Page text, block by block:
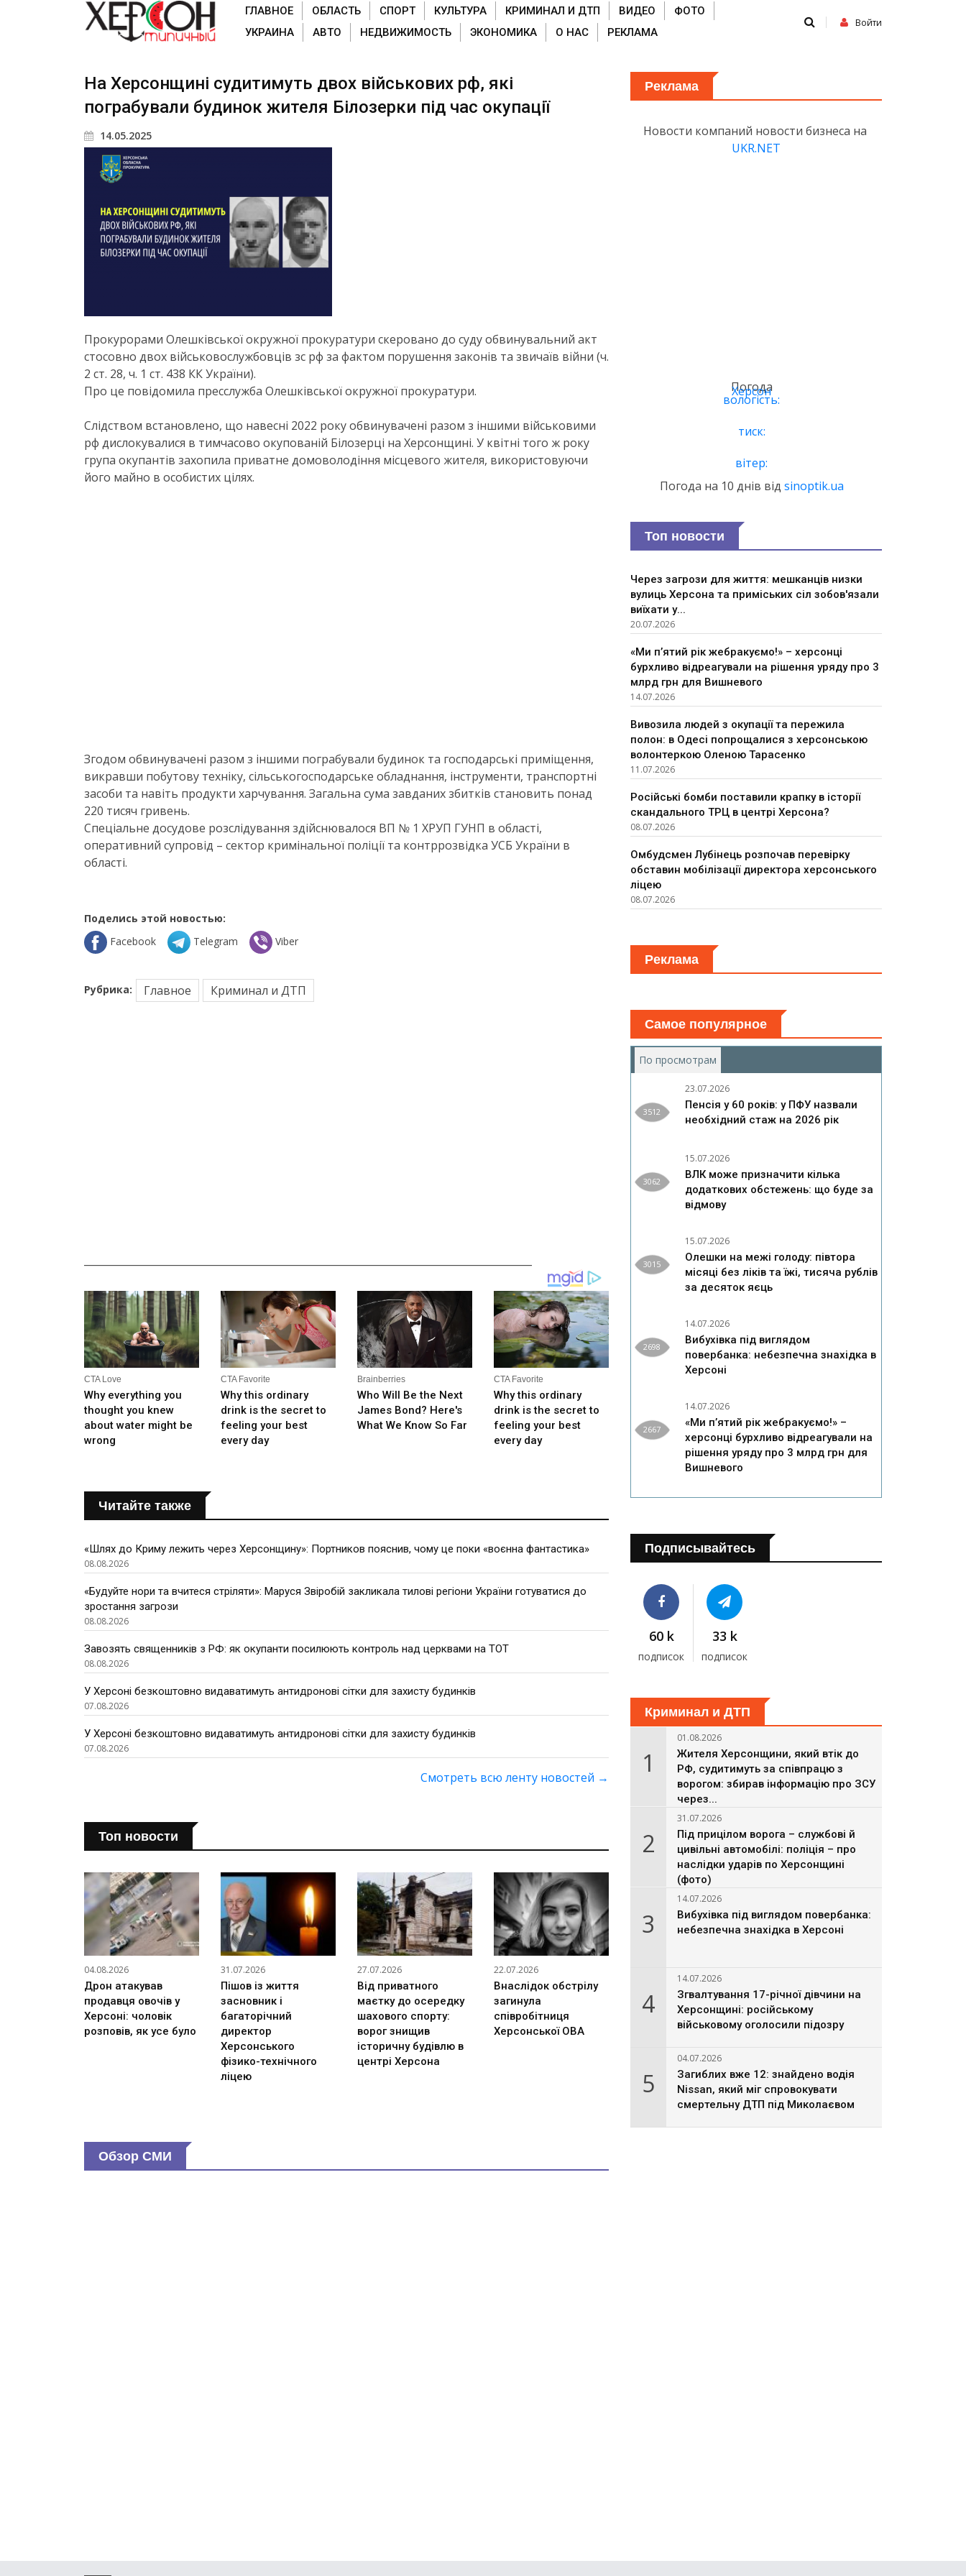
ГЛАВНОЕ ОБЛАСТЬ СПОРТ КУЛЬТУРА КРИМИНАЛ И ДТП ВИДЕО
ФОТО
УКРАИНА
АВТО НЕДВИЖИМОСТЬ ЭКОНОМИКА О НАС РЕКЛАМА
Войти
На Херсонщині судитимуть двох військових рф, які
пограбували будинок жителя Білозерки під час окупації
14.05.2025
Прокурорами Олешківської окружної прокуратури скеровано до суду обвинувальний акт
стосовно двох військовослужбовців зс рф за фактом порушення законів та звичаїв війни (ч.
2 ст. 28, ч. 1 ст. 438 КК України).
Про це повідомила пресслужба Олешківської окружної прокуратури.
Слідством встановлено, що навесні 2022 року обвинувачені разом з іншими військовими
рф дислокувалися в тимчасово окупованій Білозерці на Херсонщині. У квітні того ж року
група окупантів захопила приватне домоволодіння місцевого жителя, використовуючи
його майно в особистих цілях.
Згодом обвинувачені разом з іншими пограбували будинок та господарські приміщення,
викравши побутову техніку, сільськогосподарське обладнання, інструменти, транспортні
засоби та навіть продукти харчування. Загальна сума завданих збитків становить понад
220 тисяч гривень.
Спеціальне досудове розслідування здійснювалося ВП № 1 ХРУП ГУНП в області,
оперативний супровід – сектор кримінальної поліції та контррозвідка УСБ України в
області.
Поделись этой новостью:
Facebook
Telegram Viber
Рубрика: Главное Криминал и ДТП
Читайте также
«Шлях до Криму лежить через Херсонщину»: Портников пояснив, чому це поки «воєнна фантастика»
08.08.2026
«Будуйте нори та вчитеся стріляти»: Маруся Звіробій закликала тилові регіони України готуватися до
зростання загрози
08.08.2026
Завозять священників з РФ: як окупанти посилюють контроль над церквами на ТОТ
08.08.2026
У Херсоні безкоштовно видаватимуть антидронові сітки для захисту будинків
07.08.2026
У Херсоні безкоштовно видаватимуть антидронові сітки для захисту будинків
07.08.2026
Смотреть всю ленту новостей →
Топ новости
04.08.2026
Дрон атакував
продавця овочів у
Херсоні: чоловік
розповів, як усе було
31.07.2026
Пішов із життя
засновник і
багаторічний
директор
Херсонського
фізико-технічного
ліцею
27.07.2026
Від приватного
маєтку до осередку
шахового спорту:
ворог знищив
історичну будівлю в
центрі Херсона
22.07.2026
Внаслідок обстрілу
загинула
співробітниця
Херсонської ОВА
Обзор СМИ
Реклама
Новости компаний новости бизнеса на
UKR.NET
Погода
Херсон
вологість:
тиск:
вітер:
Погода на 10 днів від sinoptik.ua
Топ новости
Через загрози для життя: мешканців низки
вулиць Херсона та приміських сіл зобов'язали
виїхати у...
20.07.2026
«Ми п’ятий рік жебракуємо!» – херсонці
бурхливо відреагували на рішення уряду про 3
млрд грн для Вишневого
14.07.2026
Вивозила людей з окупації та пережила
полон: в Одесі попрощалися з херсонською
волонтеркою Оленою Тарасенко
11.07.2026
Російські бомби поставили крапку в історії
скандального ТРЦ в центрі Херсона?
08.07.2026
Омбудсмен Лубінець розпочав перевірку
обставин мобілізації директора херсонського
ліцею
08.07.2026
Реклама
Самое популярное
По просмотрам
3512
23.07.2026
Пенсія у 60 років: у ПФУ назвали
необхідний стаж на 2026 рік
3062
15.07.2026
ВЛК може призначити кілька
додаткових обстежень: що буде за
відмову
3015
15.07.2026
Олешки на межі голоду: півтора
місяці без ліків та їжі, тисяча рублів
за десяток яєць
2698
14.07.2026
Вибухівка під виглядом
повербанка: небезпечна знахідка в
Херсоні
2667
14.07.2026
«Ми п’ятий рік жебракуємо!» –
херсонці бурхливо відреагували на
рішення уряду про 3 млрд грн для
Вишневого
Подписывайтесь
60 k
подписок
33 k
подписок
Криминал и ДТП
1
01.08.2026
Жителя Херсонщини, який втік до
РФ, судитимуть за співпрацю з
ворогом: збирав інформацію про ЗСУ
через...
2
31.07.2026
Під прицілом ворога – службові й
цивільні автомобілі: поліція – про
наслідки ударів по Херсонщині
(фото)
3
14.07.2026
Вибухівка під виглядом повербанка:
небезпечна знахідка в Херсоні
4
14.07.2026
Згвалтування 17-річної дівчини на
Херсонщині: російському
військовому оголосили підозру
5
04.07.2026
Загиблих вже 12: знайдено водія
Nissan, який міг спровокувати
смертельну ДТП під Миколаєвом